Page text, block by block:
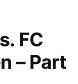
FC
– Part